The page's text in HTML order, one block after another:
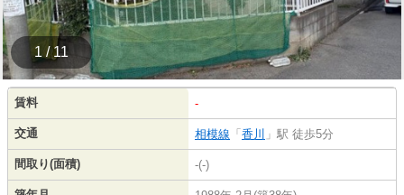
1 / 11
賃料 -
交通 相模線 「 香川 」駅 徒歩5分
間取り(面積) -(-)